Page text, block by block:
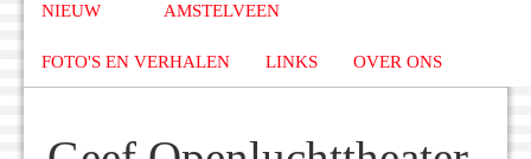
NIEUW AMSTELVEEN
FOTO'S EN VERHALEN LINKS OVER ONS